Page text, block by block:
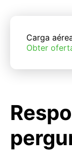
Carga
Obter